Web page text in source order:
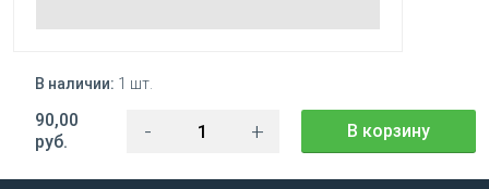
В наличии: 1 шт.
90,00
руб.
- + В корзину